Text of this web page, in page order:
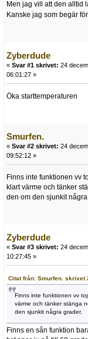
Men jag vill att den alltid
Kanske jag som begär
Zyberdude
« Svar #1 skrivet: 24
06:01:27 »
Öka starttemperaturen
Smurfen.
« Svar #2 skrivet: 24
09:52:12 »
Finns inte funktionen vv
klart värme och tänker
den om den sjunkit några
Zyberdude
« Svar #3 skrivet: 24
10:27:45 »
Citat från: Smurfen. skrivet
Finns inte funktionen vv
värme och tänker stänga
den sjunkit några grader.
Finns en sån funktion